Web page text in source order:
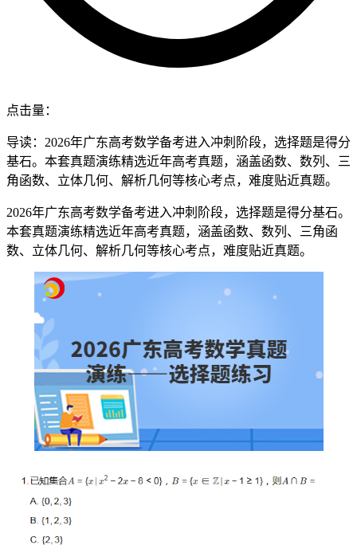
点击量：
导读：2026年广东高考数学备考进入冲刺阶段，选择题是得分
基石。本套真题演练精选近年高考真题，涵盖函数、数列、三
角函数、立体几何、解析几何等核心考点，难度贴近真题。
2026年广东高考数学备考进入冲刺阶段，选择题是得分基石。
本套真题演练精选近年高考真题，涵盖函数、数列、三角函
数、立体几何、解析几何等核心考点，难度贴近真题。